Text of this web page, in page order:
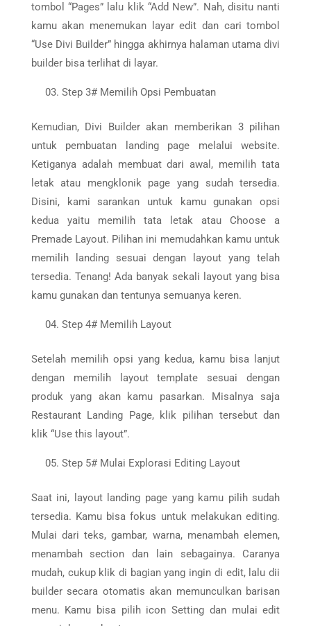
tombol “Pages” lalu klik “Add New”. Nah, disitu nanti
kamu akan menemukan layar edit dan cari tombol
“Use Divi Builder” hingga akhirnya halaman utama divi
builder bisa terlihat di layar.
Step 3# Memilih Opsi Pembuatan
Kemudian, Divi Builder akan memberikan 3 pilihan
untuk pembuatan landing page melalui website.
Ketiganya adalah membuat dari awal, memilih tata
letak atau mengklonik page yang sudah tersedia.
Disini, kami sarankan untuk kamu gunakan opsi
kedua yaitu memilih tata letak atau Choose a
Premade Layout. Pilihan ini memudahkan kamu untuk
memilih landing sesuai dengan layout yang telah
tersedia. Tenang! Ada banyak sekali layout yang bisa
kamu gunakan dan tentunya semuanya keren.
Step 4# Memilih Layout
Setelah memilih opsi yang kedua, kamu bisa lanjut
dengan memilih layout template sesuai dengan
produk yang akan kamu pasarkan. Misalnya saja
Restaurant Landing Page, klik pilihan tersebut dan
klik “Use this layout”.
Step 5# Mulai Explorasi Editing Layout
Saat ini, layout landing page yang kamu pilih sudah
tersedia. Kamu bisa fokus untuk melakukan editing.
Mulai dari teks, gambar, warna, menambah elemen,
menambah section dan lain sebagainya. Caranya
mudah, cukup klik di bagian yang ingin di edit, lalu dii
builder secara otomatis akan memunculkan barisan
menu. Kamu bisa pilih icon Setting dan mulai edit